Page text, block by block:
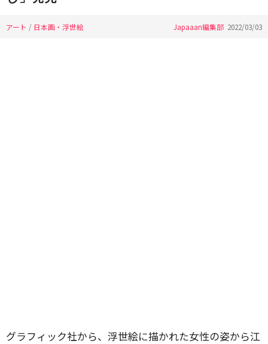
アート / 日本画・浮世絵 Japaaan編集部 2022/03/03
グラフィック社から、浮世絵に描かれた女性の姿から江